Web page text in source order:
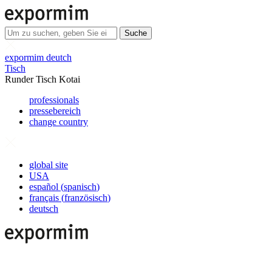
Suche
expormim deutch
Tisch
Runder Tisch Kotai
professionals
pressebereich
change country
global site
USA
español (spanisch)
français (französisch)
deutsch